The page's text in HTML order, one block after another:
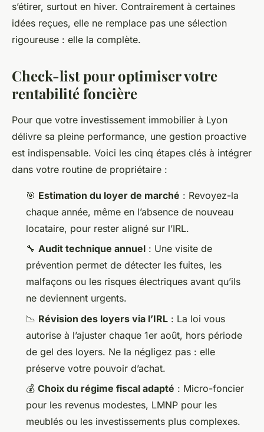
s’étirer, surtout en hiver. Contrairement à certaines
idées reçues, elle ne remplace pas une sélection
rigoureuse : elle la complète.
Check-list pour optimiser votre
rentabilité foncière
Pour que votre investissement immobilier à Lyon
délivre sa pleine performance, une gestion proactive
est indispensable. Voici les cinq étapes clés à intégrer
dans votre routine de propriétaire :
🎯 Estimation du loyer de marché : Revoyez-la
chaque année, même en l’absence de nouveau
locataire, pour rester aligné sur l’IRL.
🔧 Audit technique annuel : Une visite de
prévention permet de détecter les fuites, les
malfaçons ou les risques électriques avant qu’ils
ne deviennent urgents.
📉 Révision des loyers via l’IRL : La loi vous
autorise à l’ajuster chaque 1er août, hors période
de gel des loyers. Ne la négligez pas : elle
préserve votre pouvoir d’achat.
💰 Choix du régime fiscal adapté : Micro-foncier
pour les revenus modestes, LMNP pour les
meublés ou les investissements plus complexes.